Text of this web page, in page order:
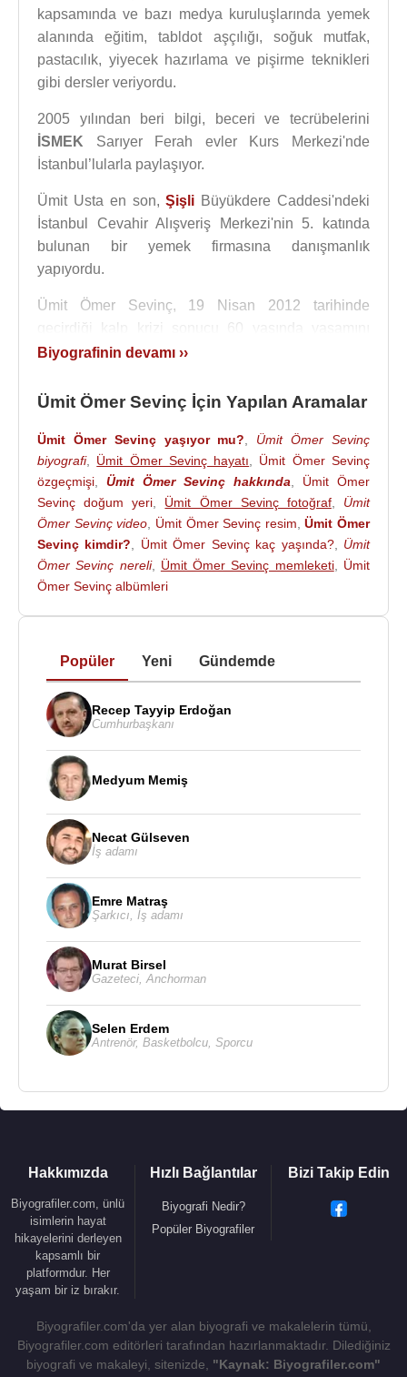
kapsamında ve bazı medya kuruluşlarında yemek
alanında eğitim, tabldot aşçılığı, soğuk mutfak,
pastacılık, yiyecek hazırlama ve pişirme teknikleri
gibi dersler veriyordu.
2005 yılından beri bilgi, beceri ve tecrübelerini
İSMEK Sarıyer Ferah evler Kurs Merkezi'nde
İstanbul’lularla paylaşıyor.
Ümit Usta en son,Şişli Büyükdere Caddesi'ndeki
İstanbul Cevahir Alışveriş Merkezi'nin 5. katında
bulunan bir yemek firmasına danışmanlık
yapıyordu.
Ümit Ömer Sevinç, 19 Nisan 2012 tarihinde
geçirdiği kalp krizi sonucu 60 yaşında yaşamını
yitirdi.
olan Filiz Hanım ile evlidir.
Kaynak:Biyografiler.com
Biyografinin devamı ››
Ümit Ömer Sevinç İçin Yapılan Aramalar
Ümit Ömer Sevinç yaşıyor mu?
Ümit Ömer Sevinç
biyografi, Ümit Ömer Sevinç hayatı
Ümit Ömer Sevinç
özgeçmişi
Ümit Ömer Sevinç hakkında
Ümit Ömer
Sevinç doğum yeri
Ümit Ömer Sevinç fotoğraf, Ümit
Ömer Sevinç video
Ümit Ömer Sevinç resim ,Ümit Ömer
Sevinç kimdir?
Ümit Ömer Sevinç kaç yaşında?, Ümit
Ömer Sevinç nereli, Ümit Ömer Sevinç memleketi, Ümit
Ömer Sevinç albümleri
Popüler Yeni Gündemde
Recep Tayyip Erdoğan
Cumhurbaşkanı
Medyum Memiş
Necat Gülseven
İş adamı
Emre Matraş
Şarkıcı İş adamı
Murat Birsel
Gazeteci Anchorman
Selen Erdem
Antrenör, Basketbolcu Sporcu
Hakkımızda
Biyografiler.com, ünlü
isimlerin hayat
hikayelerini derleyen
kapsamlı bir
platformdur. Her
yaşam bir iz bırakır.
Hızlı Bağlantılar
Biyografi Nedir?
Popüler Biyografiler
Bizi Takip Edin
Biyografiler.com'da yer alan biyografi ve makalelerin tümü,
Biyografiler.com editörleri tarafından hazırlanmaktadır. Dilediğiniz
biyografi ve makaleyi, sitenizde, "Kaynak: Biyografiler.com"